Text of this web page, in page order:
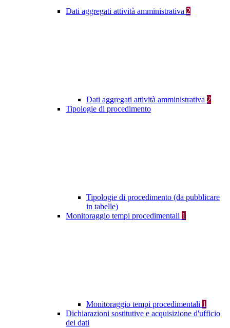
Dati aggregati attività amministrativa 2
Dati aggregati attività amministrativa 2
Tipologie di procedimento
Tipologie di procedimento (da pubblicare
in tabelle)
Monitoraggio tempi procedimentali 1
Monitoraggio tempi procedimentali 1
Dichiarazioni sostitutive e acquisizione d'ufficio
dei dati